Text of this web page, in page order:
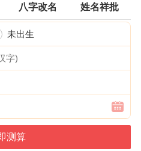
八字改名 姓名祥批
未出生